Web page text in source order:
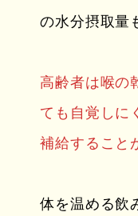
の水分摂取量
高齢者は喉の
ても自覚しに
補給すること
体を温める飲